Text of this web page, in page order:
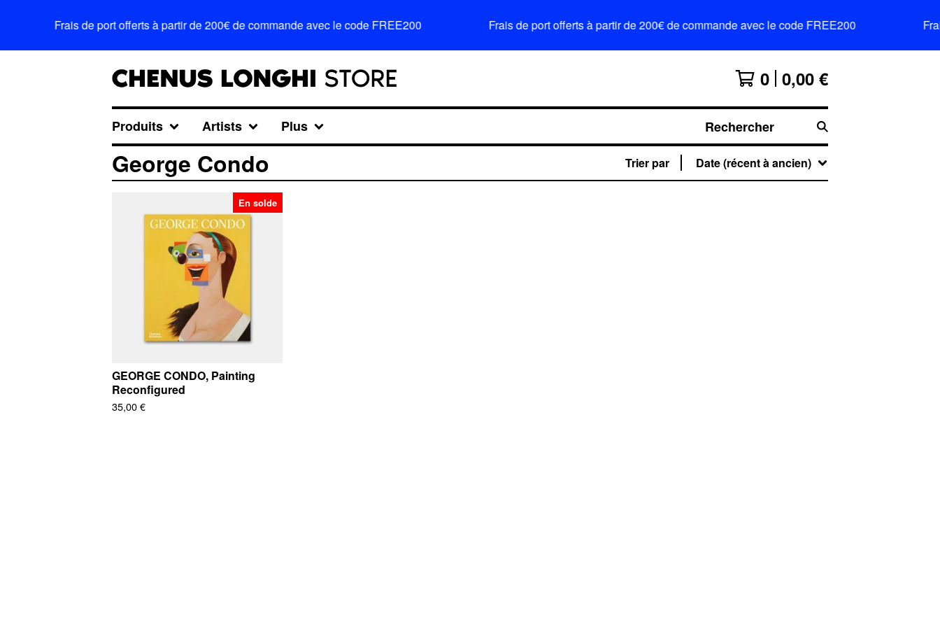
Frais de port offerts à partir de 200€ de commande avec le code FREE200 Frais de port offerts à partir de 200€ de commande avec le code FREE200
0 0,00 €
Produits Artists Plus Rechercher
George Condo Trier par Date (récent à ancien)
En solde
GEORGE CONDO, Painting
Reconfigured
35,00€